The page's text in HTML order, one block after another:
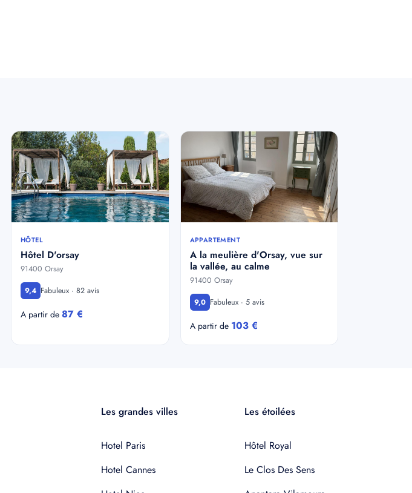
HÔTEL
Hôtel D'orsay
91400 Orsay
9,4 Fabuleux · 82 avis
A partir de 87 €
APPARTEMENT
A la meulière d'Orsay, vue sur
la vallée, au calme
91400 Orsay
9,0 Fabuleux · 5 avis
A partir de 103 €
Les grandes villes
Hotel Paris
Hotel Cannes
Les étoilées
Hôtel Royal
Le Clos Des Sens